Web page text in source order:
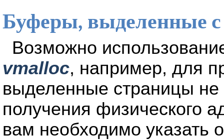
Буферы, выделенные
Возможно
vmalloc, например, для
выделенные страницы
получения физического
вам необходимо указать